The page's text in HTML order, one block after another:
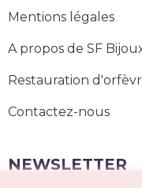
Mentions légales
A propos de SF
Restauration
Contactez-nous
NEWSLETTER